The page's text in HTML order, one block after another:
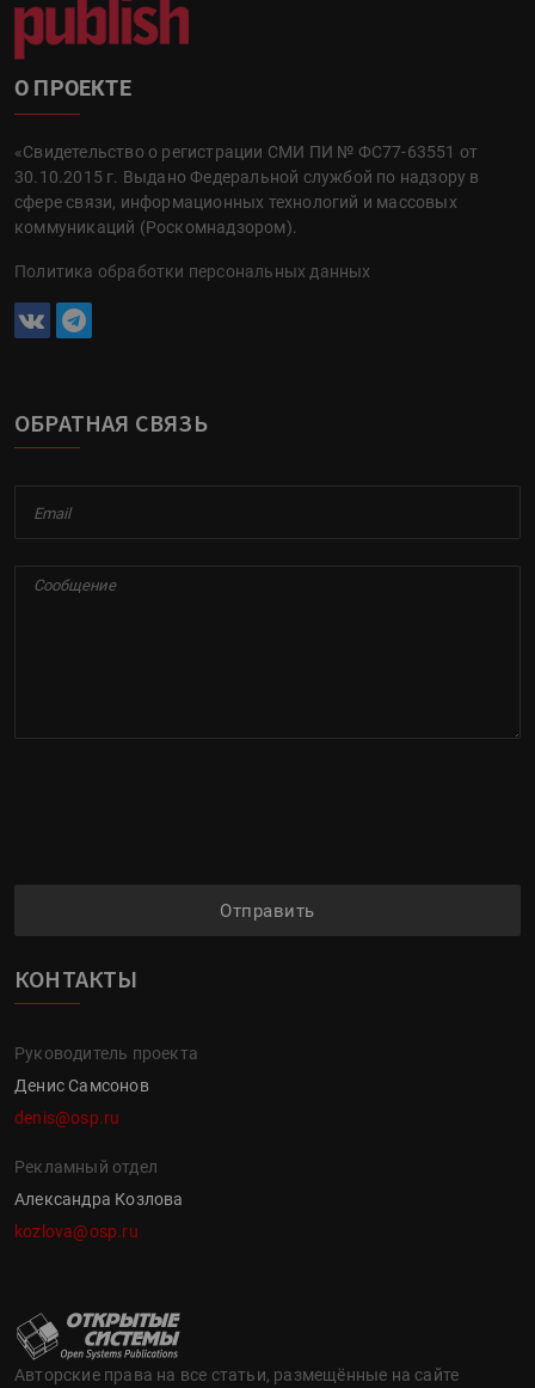
О ПРОЕКТЕ
«Свидетельство о регистрации СМИ ПИ № ФС77-63551 от
30.10.2015 г. Выдано Федеральной службой по надзору в
сфере связи, информационных технологий и массовых
коммуникаций (Роскомнадзором).
Политика обработки персональных данных
ОБРАТНАЯ СВЯЗЬ
Отправить
КОНТАКТЫ
Руководитель проекта
Денис Самсонов
denis@osp.ru
Рекламный отдел
Александра Козлова
kozlova@osp.ru
Авторские права на все статьи, размещённые на сайте